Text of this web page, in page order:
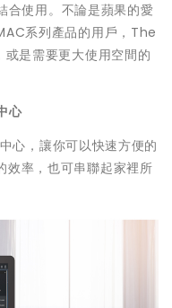
使用。不論是蘋果的愛
系列產品的用戶，The
是需要更大使用空間的
心
心，讓你可以快速方便的
效率，也可串聯起家裡所